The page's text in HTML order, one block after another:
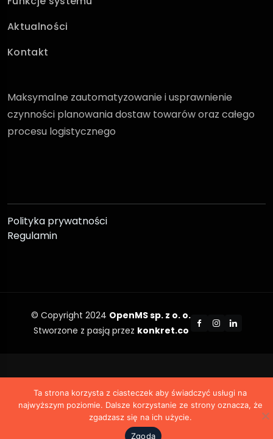
Aktualności
Kontakt
Maksymalne zautomatyzowanie i usprawnienie
czynności planowania dostaw towarów oraz całego
procesu logistycznego
Polityka prywatności
Regulamin
© Copyright 2024 OpenMS sp. z o. o.
Stworzone z pasją przez konkret.co
Ta strona korzysta z ciasteczek aby świadczyć usługi na
najwyższym poziomie. Dalsze korzystanie ze strony oznacza, że
zgadzasz się na ich użycie.
Zgoda